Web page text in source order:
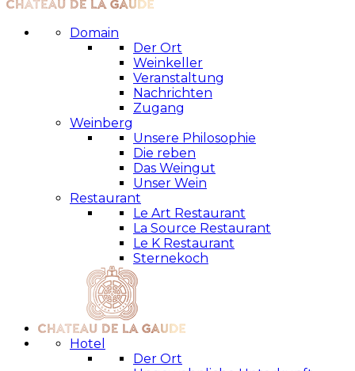
Domain
Der Ort
Weinkeller
Veranstaltung
Nachrichten
Zugang
Weinberg
Unsere Philosophie
Die reben
Das Weingut
Unser Wein
Restaurant
Le Art Restaurant
La Source Restaurant
Le K Restaurant
Sternekoch
Hotel
Der Ort